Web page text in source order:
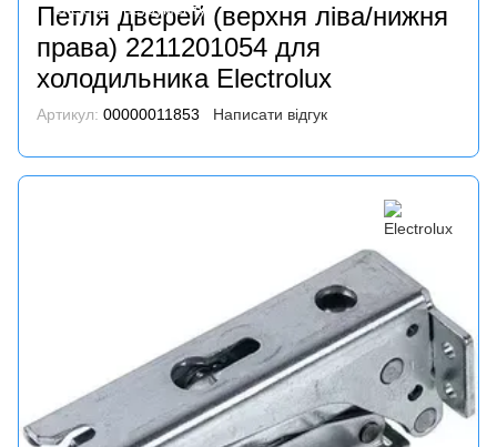
Петля дверей (верхня ліва/нижня
права) 2211201054 для
холодильника Electrolux
Артикул: 00000011853 Написати відгук